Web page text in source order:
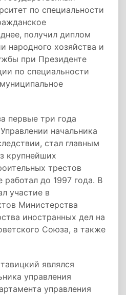
по специальности
получил диплом
народного хозяйства и
при Президенте
по специальности
первые три года
начальника
стал главным
крупнейших
трестов
работал до 1997 года. В
участие в
Министерства
иностранных дел на
Союза, а также
являлся
управления
управления